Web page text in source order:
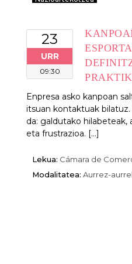
23
URR
09:30
Enpresa asko kanpoan
itsuan kontaktuak
da: galdutako
eta frustrazioa. [...]
Lekua: Cámara de
Modalitatea: Aurrez-